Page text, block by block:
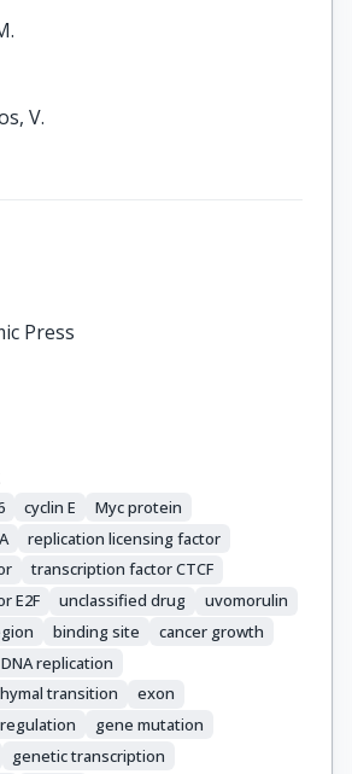
V.
Press
cyclin E
Myc protein
replication licensing factor
transcription factor CTCF
E2F
unclassified drug
uvomorulin
binding site
cancer growth
DNA replication
transition
exon
gene mutation
genetic transcription